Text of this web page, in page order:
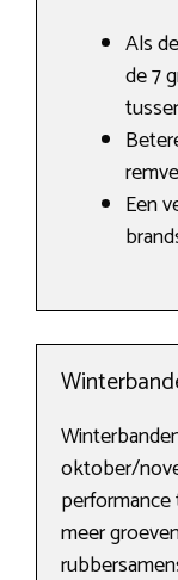
Als
de 7
Een
oktober/
meer